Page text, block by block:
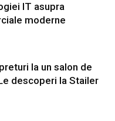
IT asupra
moderne
la un salon de
descoperi la Stailer